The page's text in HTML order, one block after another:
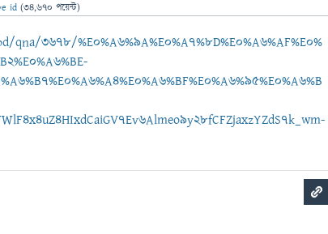
id (34,670 পয়েন্ট)
3678/%E0%A6%9A%E0%A7%8D%E0%A6%AF%E0%